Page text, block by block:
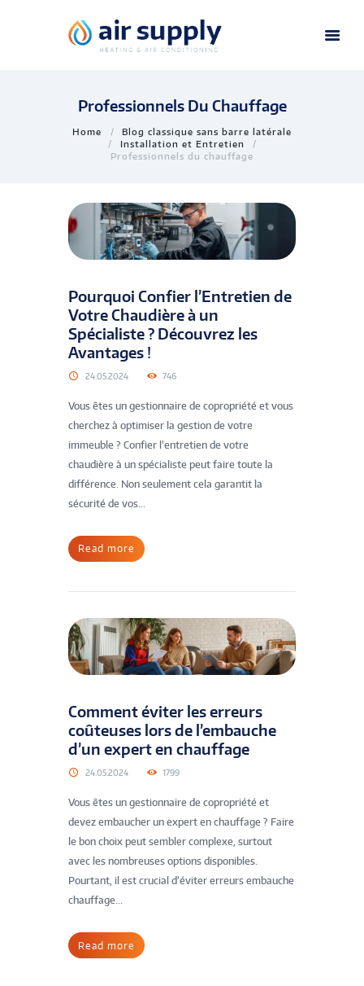
Professionnels Du Chauffage
Home
Blog classique sans barre latérale
Installation et Entretien
Professionnels du chauffage
Pourquoi Confier l’Entretien de
Votre Chaudière à un
Spécialiste ? Découvrez les
Avantages !
24.05.2024 746
Vous êtes un gestionnaire de copropriété et vous
cherchez à optimiser la gestion de votre
immeuble ? Confier l’entretien de votre
chaudière à un spécialiste peut faire toute la
différence. Non seulement cela garantit la
sécurité de vos...
Read more
Comment éviter les erreurs
coûteuses lors de l’embauche
d’un expert en chauffage
24.05.2024 1799
Vous êtes un gestionnaire de copropriété et
devez embaucher un expert en chauffage ? Faire
le bon choix peut sembler complexe, surtout
avec les nombreuses options disponibles.
Pourtant, il est crucial d’éviter erreurs embauche
chauffage...
Read more